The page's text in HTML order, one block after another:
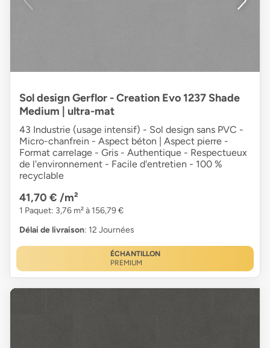
Sol design Gerflor - Creation Evo 1237 Shade
Medium | ultra-mat
43 Industrie (usage intensif) - Sol design sans PVC -
Micro-chanfrein - Aspect béton | Aspect pierre -
Format carrelage - Gris - Authentique - Respectueux
de l'environnement - Facile d'entretien - 100 %
recyclable
41,70 € /m²
1 Paquet: 3,76 m² à 156,79 €
Délai de livraison: 12 Journées
ÉCHANTILLON
PREMIUM